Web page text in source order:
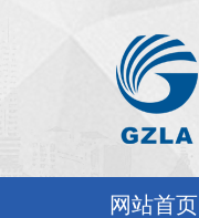
网站首页